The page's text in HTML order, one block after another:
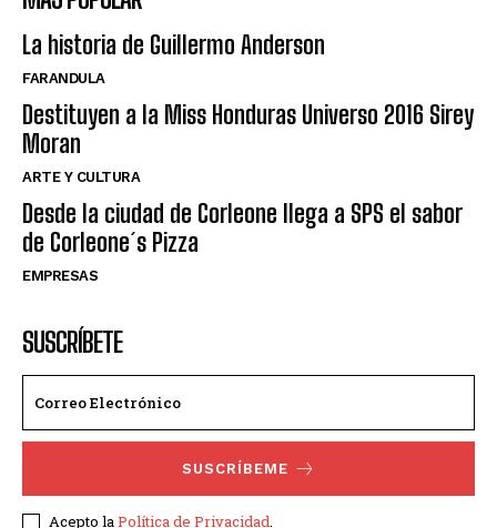
La historia de Guillermo Anderson
FARANDULA
Destituyen a la Miss Honduras Universo 2016 Sirey
Moran
ARTE Y CULTURA
Desde la ciudad de Corleone llega a SPS el sabor
de Corleone´s Pizza
EMPRESAS
SUSCRÍBETE
SUSCRÍBEME
Acepto laPolítica de Privacidad.